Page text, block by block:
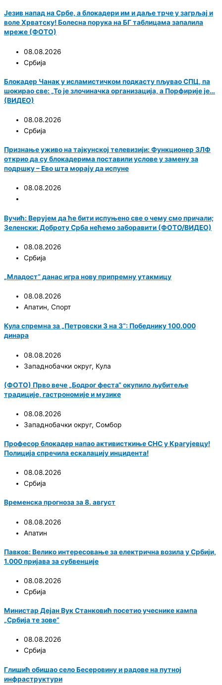
Језив напад на Србе, а блокадери им и даље трче у загрљај и
воле Хрватску! Болесна порука на БГ таблицама запалила
мреже (ФОТО)
08.08.2026
Србија
Блокадер Чанак у исламистичком подкасту пљувао СПЦ, па
шокирао све: „То је злочиначка организација, а Порфирије је…
(ВИДЕО)
08.08.2026
Србија
Признање уживо на тајкунској телевизији: Функционер ЗЛФ
открио да су блокадерима поставили услове у замену за
подршку – Ево шта морају да испуне
08.08.2026
Вучић: Верујем да ће бити испуњено све о чему смо причали;
Зеленски: Доброту Срба нећемо заборавити (ФОТО/ВИДЕО)
08.08.2026
Србија
„Младост“ данас игра нову припремну утакмицу
08.08.2026
Апатин, Спорт
Кула спремна за „Петровски 3 на 3“: Победнику 100.000
динара
08.08.2026
Западнобачки округ, Кула
(ФОТО) Прво вече „Бодрог феста“ окупило љубитеље
традиције, гастрономије и музике
08.08.2026
Западнобачки округ, Сомбор
Професор блокадер напао активисткиње СНС у Крагујевцу!
Полиција спречила ескалацију инцидента!
08.08.2026
Србија
Временска прогноза за 8. август
08.08.2026
Апатин
Павков: Велико интересовање за електрична возила у Србији,
1.000 пријава за субвенције
08.08.2026
Србија
Министар Дејан Вук Станковић посетио учеснике кампа
„Србија те зове“
08.08.2026
Србија
Глишић обишао село Бесеровину и радове на путној
инфраструктури